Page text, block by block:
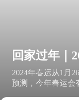
回家过年｜
2024年春运从1月
预测，今年春运会